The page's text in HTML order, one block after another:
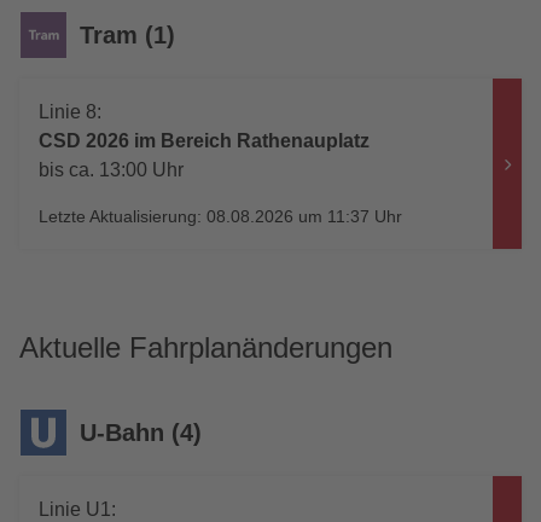
Tram (1)
Linie 8:
CSD 2026 im Bereich Rathenauplatz
bis ca. 13:00 Uhr
Letzte Aktualisierung: 08.08.2026 um 11:37 Uhr
Aktuelle Fahrplanänderungen
U-Bahn (4)
Linie U1: